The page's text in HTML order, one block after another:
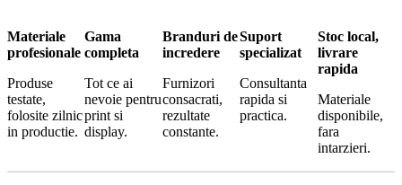
Materiale
profesionale
Produse
testate,
folosite zilnic
in productie.
Gama
completa
Tot ce ai
nevoie pentru
print si
display.
Branduri de
incredere
Furnizori
consacrati,
rezultate
constante.
Suport
specializat
Consultanta
rapida si
practica.
Stoc local,
livrare
rapida
Materiale
disponibile,
fara
intarzieri.